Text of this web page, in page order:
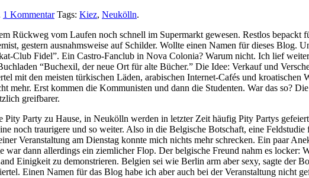
1 Kommentar Tags: Kiez, Neukölln.
Rückweg vom Laufen noch schnell im Supermarkt gewesen. Restlos bepackt
gestern ausnahmsweise auf Schilder. Wollte einen Namen für dieses Blog.
Club Fidel”. Ein Castro-Fanclub in Nova Colonia? Warum nicht. Ich lief
“Buchexil, der neue Ort für alte Bücher.” Die Idee: Verkauf und
mit den meisten türkischen Läden, arabischen Internet-Cafés und kroatischen
mehr. Erst kommen die Kommunisten und dann die Studenten. War das so?
greifbarer.
Party zu Hause, in Neukölln werden in letzter Zeit häufig Pity Partys
noch traurigere und so weiter. Also in die Belgische Botschaft, eine
Veranstaltung am Dienstag konnte mich nichts mehr schrecken. Ein paar
war dann allerdings ein ziemlicher Flop. Der belgische Freund nahm es locker:
Einigkeit zu demonstrieren. Belgien sei wie Berlin arm aber sexy, sagte der
Einen Namen für das Blog habe ich aber auch bei der Veranstaltung nicht